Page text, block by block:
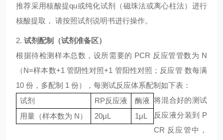
推荐采用核酸提qu或纯化试剂（磁珠法或离心柱法）进行
核酸提取， 请按照试剂说明书进行操作。
2. 试剂配制（试剂准备区）
根据待检测样本总数，设所需要的 PCR 反应管管数为 N
（N=样本数+1 管阴性对照+1 管阳性对照；反应管 数每满
10 份，多配制 1 份），每测试反应体系配制如下表：
试剂
RP反应液
酶液
用量（样本数为 N） 20μL 1μL
将混合好的测试
反应液分装到 P
CR 反应管中，